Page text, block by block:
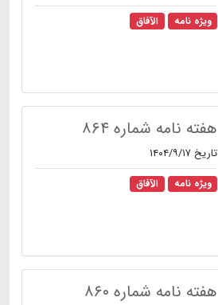
ویژه نامه الآفاق
هفته نامه شماره ۸۶۴
تاریخ ۱۴۰۴/۹/۱۷
ویژه نامه الآفاق
هفته نامه شماره ۸۶۰